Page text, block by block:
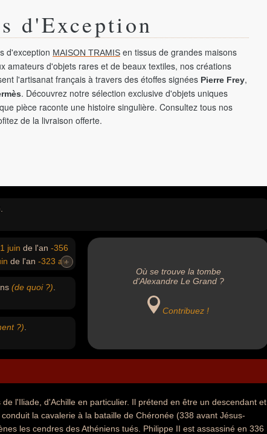
d'Exception
d'exception MAISON TRAMIS en tissus de grandes maisons
amateurs d'objets rares et de beaux textiles, nos créations
l'artisanat français à travers des étoffes signées Pierre Frey,
. Découvrez notre sélection exclusive d'objets uniques
pièce raconte une histoire singulière. Consultez tous nos
de la livraison offerte.
juin de l'an -356
de l'an -323 av.
+
(de quoi ?)
?)
Où se trouve la tombe
d'Alexandre Le Grand ?
Contribuez !
de l'Iliade, d'Achille en particulier. Il prétend en être un descendant et
la cavalerie à la bataille de Chéronée (338 avant Jésus-
les cendres des Athéniens tués. Philippe II est assassiné en 336